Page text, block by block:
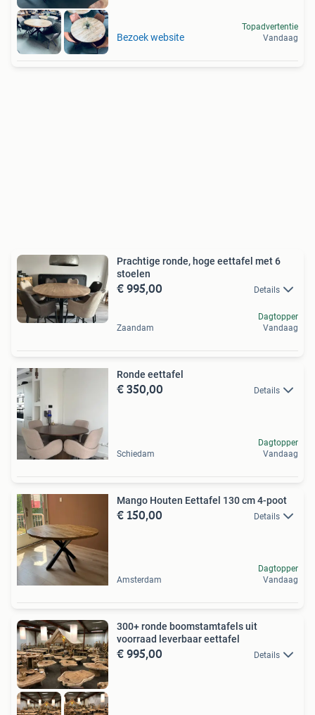
Bezoek website
Topadvertentie
Vandaag
Prachtige ronde, hoge eettafel met 6
stoelen
€ 995,00 Details
Zaandam
Dagtopper
Vandaag
Ronde eettafel
€ 350,00 Details
Schiedam
Dagtopper
Vandaag
Mango Houten Eettafel 130 cm 4-poot
€ 150,00 Details
Amsterdam
Dagtopper
Vandaag
300+ ronde boomstamtafels uit
voorraad leverbaar eettafel
€ 995,00 Details